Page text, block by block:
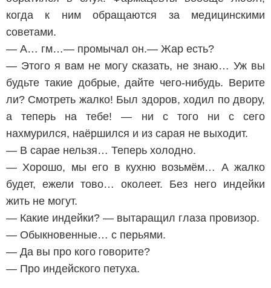
когда к ним обращаются за медицинскими
советами.
— А… гм…— промычал он.— Жар есть?
— Этого я вам не могу сказать, не знаю… Уж вы
будьте такие добрые, дайте чего-нибудь. Верите
ли? Смотреть жалко! Был здоров, ходил по двору,
а теперь на тебе! — ни с того ни с сего
нахмурился, наёршился и из сарая не выходит.
— В сарае нельзя… Теперь холодно.
— Хорошо, мы его в кухню возьмём… А жалко
будет, ежели тово… околеет. Без него индейки
жить не могут.
— Какие индейки? — вытаращил глаза провизор.
— Обыкновенные… с перьями.
— Да вы про кого говорите?
— Про индейского петуха.